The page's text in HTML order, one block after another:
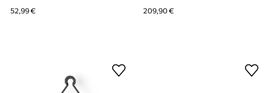
52,99 € 209,90 €